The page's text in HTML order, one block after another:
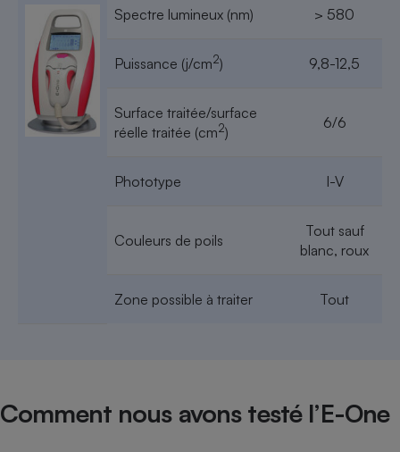
Spectre lumineux (nm) > 580
Puissance (j/cm2) 9,8-12,5
Surface traitée/surface
réelle traitée (cm2)
6/6
Phototype I-V
Couleurs de poils
Tout sauf
blanc, roux
Zone possible à traiter Tout
Comment nous avons testé l’E-One
Climatiseur -